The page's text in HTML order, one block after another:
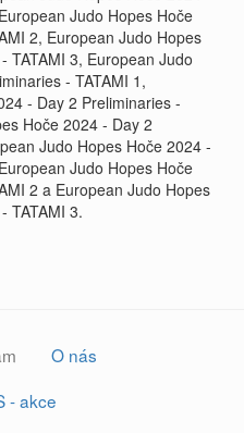
Judo Hopes Hoče
2, European Judo Hopes
TATAMI 3, European Judo
- TATAMI 1,
- Day 2 Preliminaries -
Hoče 2024 - Day 2
Judo Hopes Hoče 2024 -
Judo Hopes Hoče
2 a European Judo Hopes
TATAMI 3.
O nás
- akce